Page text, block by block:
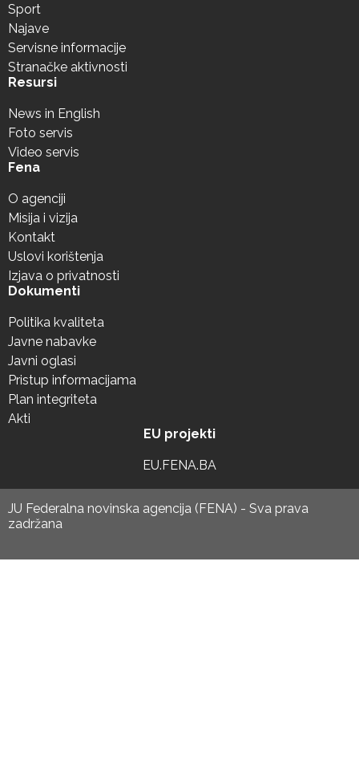
Sport
Najave
Servisne informacije
Stranačke aktivnosti
Resursi
News in English
Foto servis
Video servis
Fena
O agenciji
Misija i vizija
Kontakt
Uslovi korištenja
Izjava o privatnosti
Dokumenti
Politika kvaliteta
Javne nabavke
Javni oglasi
Pristup informacijama
Plan integriteta
Akti
EU projekti
EU.FENA.BA
JU Federalna novinska agencija (FENA) - Sva prava
zadržana